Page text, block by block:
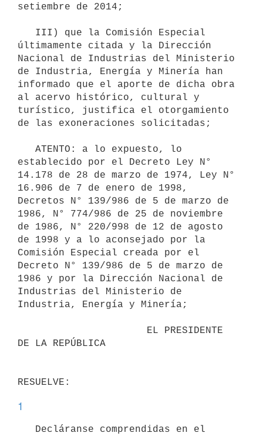
setiembre de 2014;
últimamente citada y la Dirección
Nacional de Industrias del Ministerio
de Industria, Energía y Minería han
informado que el aporte de dicha obra
al acervo histórico, cultural y
turístico, justifica el otorgamiento
de las exoneraciones solicitadas;
establecido por el Decreto Ley N°
14.178 de 28 de marzo de 1974, Ley N°
16.906 de 7 de enero de 1998,
Decretos N° 139/986 de 5 de marzo de
1986, N° 774/986 de 25 de noviembre
de 1986, N° 220/998 de 12 de agosto
de 1998 y a lo aconsejado por la
Comisión Especial creada por el
Decreto N° 139/986 de 5 de marzo de
1986 y por la Dirección Nacional de
Industrias del Ministerio de
Industria, Energía y Minería;
DE LA REPÚBLICA
1